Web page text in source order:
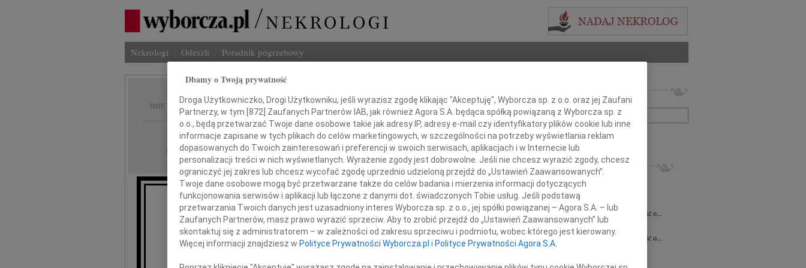
Nekrologi Odeszli Poradnik pogrzebowy
IMIĘ I NAZWISKO: Tomasz Sosnowski
REGION: Białystok
DATA EMISJI: 28.08.2020
Z niewymownym żalem przyjęliśmy wiadomość
o nieoczekiwanym odejściu na wieczną drogę
Imię i nazwisko lub numer ogłoszenia:
+ szukanie zaawansowane
INNE NEKROLOGI
22.07.2026Białystok
Pani notariusz Halinie Dorocie Agaciak...
Paweł Niemyjski06.07.2026
Z głębokim smutkiem przyjęliśmy wiadomość o...
Jerzy Kulesza
23.06.2026
Z głębokim smutkiem przyjęliśmy wiadomość o...
22.06.2026
Wyrazy szczerego współczucia i...
Dbamy o Twoją prywatność
Droga Użytkowniczko, Drogi Użytkowniku, jeśli wyrazisz zgodę klikając "Akceptuję", Wyborcza sp. z o.o. oraz jej Zaufani
Partnerzy, w tym [872] Zaufanych Partnerów IAB, jak również Agora S.A. będąca spółką powiązaną z Wyborcza sp. z
o.o., będą przetwarzać Twoje dane osobowe takie jak adresy IP, adresy e-mail czy identyfikatory plików cookie lub inne
informacje zapisane w tych plikach do celów marketingowych, w szczególności na potrzeby wyświetlania reklam
dopasowanych do Twoich zainteresowań i preferencji w swoich serwisach, aplikacjach i w Internecie lub
personalizacji treści w nich wyświetlanych. Wyrażenie zgody jest dobrowolne. Jeśli nie chcesz wyrazić zgody, chcesz
ograniczyć jej zakres lub chcesz wycofać zgodę uprzednio udzieloną przejdź do „Ustawień Zaawansowanych”.
Twoje dane osobowe mogą być przetwarzane także do celów badania i mierzenia informacji dotyczących
funkcjonowania serwisów i aplikacji lub łączone z danymi dot. świadczonych Tobie usług. Jeśli podstawą
przetwarzania Twoich danych jest uzasadniony interes Wyborcza sp. z o.o., jej spółki powiązanej – Agora S.A. – lub
Zaufanych Partnerów, masz prawo wyrazić sprzeciw. Aby to zrobić przejdź do „Ustawień Zaawansowanych” lub
skontaktuj się z administratorem – w zależności od zakresu sprzeciwu i podmiotu, wobec którego jest kierowany.
Więcej informacji znajdziesz w Polityce Prywatności Wyborcza.pl i Polityce Prywatności Agora S.A.